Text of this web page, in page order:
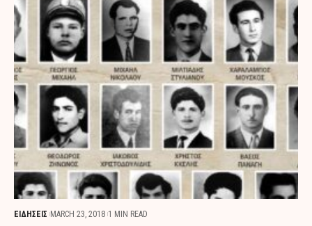
ΕΙΔΗΣΕΙΣ MARCH 23, 2018 1 MIN READ